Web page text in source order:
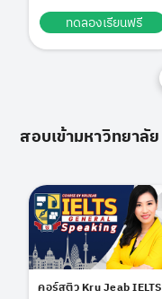
มหาลัยได้ไม่ยาก!
ทดลองเรียนฟรี
สอบเข้ามหาวิทยาลัย
คอร์สติว Kru Jeab IELTS